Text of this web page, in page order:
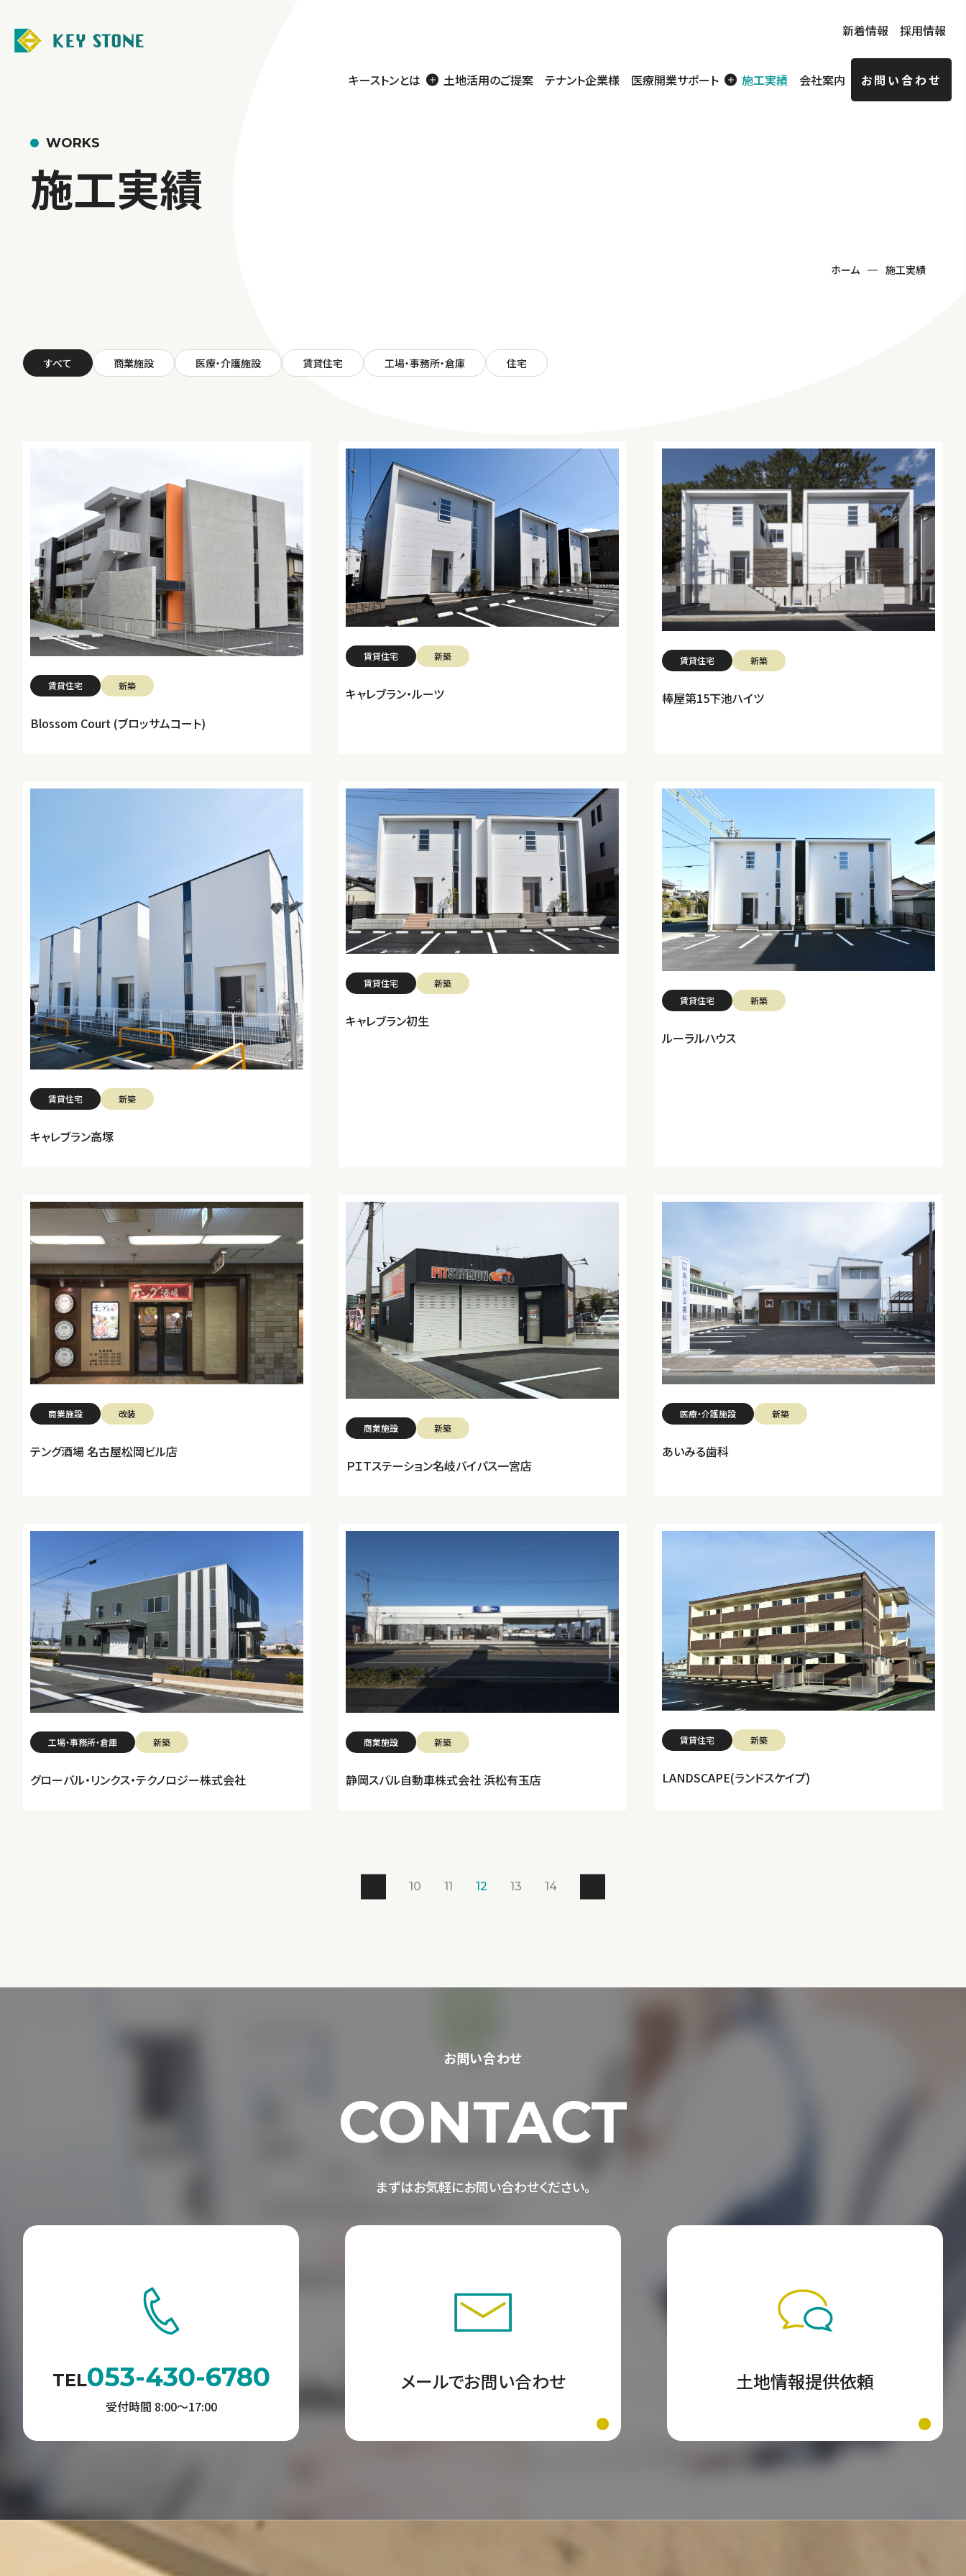
新着情報 採用情報
キーストンとは 土地活用のご提案 テナント企業様 医療開業サポート 施工実績 会社案内 お問い合わせ
WORKS
施工実績
ホーム 施工実績
すべて 商業施設 医療・介護施設 賃貸住宅 工場・事務所・倉庫 住宅
賃貸住宅 新築
Blossom Court (ブロッサムコート)
賃貸住宅 新築
キャレブラン・ルーツ
賃貸住宅 新築
棒屋第15下池ハイツ
賃貸住宅 新築
キャレブラン高塚
賃貸住宅 新築
キャレブラン初生
賃貸住宅 新築
ルーラルハウス
商業施設 改装
テング酒場 名古屋松岡ビル店
商業施設 新築
ＰＩＴステーション名岐バイパス一宮店
医療・介護施設 新築
あいみる歯科
工場・事務所・倉庫 新築
グローバル・リンクス・テクノロジー株式会社
商業施設 新築
静岡スバル自動車株式会社 浜松有玉店
賃貸住宅 新築
LANDSCAPE(ランドスケイプ)
10 11 12 13 14
お問い合わせ
CONTACT
まずはお気軽にお問い合わせください。
TEL053-430-6780
受付時間 8:00〜17:00
メールでお問い合わせ 土地情報提供依頼